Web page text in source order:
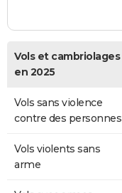
Vols et cambriolages
en 2025
Vols sans violence
contre des personnes
Vols violents sans
arme